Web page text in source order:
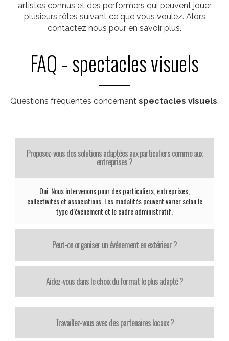
artistes connus et des performers qui peuvent jouer
plusieurs rôles suivant ce que vous voulez. Alors
contactez nous pour en savoir plus.
FAQ - spectacles visuels
Questions fréquentes concernant spectacles visuels.
Proposez-vous des solutions adaptées aux particuliers comme aux
entreprises ?
Oui. Nous intervenons pour des particuliers, entreprises,
collectivités et associations. Les modalités peuvent varier selon le
type d’événement et le cadre administratif.
Peut-on organiser un événement en extérieur ?
Aidez-vous dans le choix du format le plus adapté ?
Travaillez-vous avec des partenaires locaux ?